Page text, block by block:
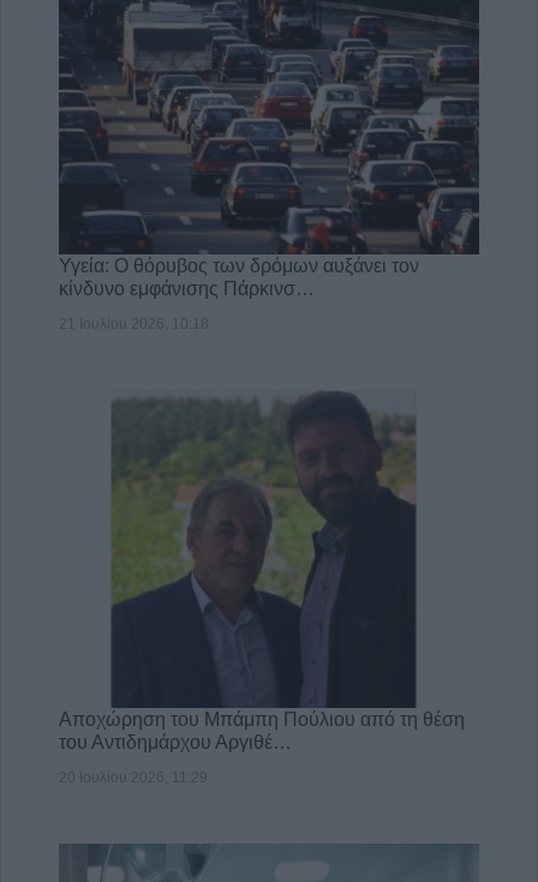
Υγεία: Ο θόρυβος των δρόμων αυξάνει τον
κίνδυνο εμφάνισης Πάρκινσ…
21 Ιουλίου 2026, 10:18
Αποχώρηση του Μπάμπη Πούλιου από τη θέση
του Αντιδημάρχου Αργιθέ…
20 Ιουλίου 2026, 11:29